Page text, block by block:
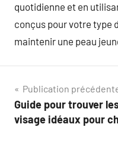
quotidienne et en
conçus pour votre type
maintenir une peau
Navigation
de
Publication
Guide pour trouver
visage idéaux pour